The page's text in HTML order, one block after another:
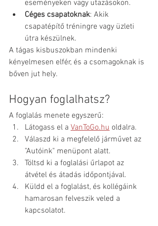
eseményeken vagy utazásokon.
Céges csapatoknak: Akik
csapatépítő tréningre vagy üzleti
útra készülnek.​
A tágas kisbuszokban mindenki
kényelmesen elfér, és a csomagoknak is
bőven jut hely.​
Hogyan foglalhatsz?
A foglalás menete egyszerű:​
Látogass el a VanToGo.hu oldalra.
Válaszd ki a megfelelő járművet az
"Autóink" menüpont alatt.
Töltsd ki a foglalási űrlapot az
átvétel és átadás időpontjával.
Küldd el a foglalást, és kollégáink
hamarosan felveszik veled a
kapcsolatot.​